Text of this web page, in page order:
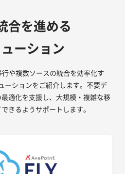
合を進める
ーション
や複数ソースの統合を効率化す
ーションをご紹介します。不要デ
適化を支援し、大規模・複雑な移
きるようサポートします。